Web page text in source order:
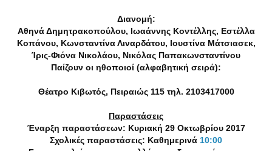
Διανομή:
Αθηνά Δημητρακοπούλου, Ιωαάννης Κοντέλλης, Εστέλλα
Κοπάνου, Κωνσταντίνα Λιναρδάτου, Ιουστίνα Μάτσιασεκ,
Ίρις-Φιόνα Νικολάου, Νικόλας Παπακωνσταντίνου
Παίζουν οι ηθοποιοί (αλφαβητική σειρά):
Θέατρο Κιβωτός, Πειραιώς 115 τηλ. 2103417000
Παραστάσεις
Έναρξη παραστάσεων: Κυριακή 29 Οκτωβρίου 2017
Σχολικές παραστάσεις: Καθημερινά 10:00